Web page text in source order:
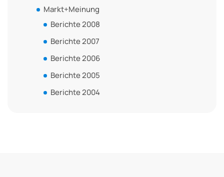
Markt+Meinung
Berichte 2008
Berichte 2007
Berichte 2006
Berichte 2005
Berichte 2004